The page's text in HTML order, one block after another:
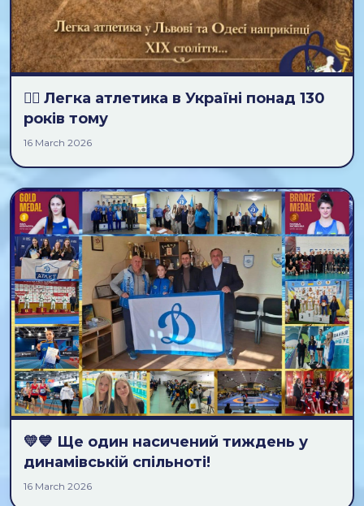
🏃‍♂️ Легка атлетика в Україні понад 130
років тому
16 March 2026
💛💙 Ще один насичений тиждень у
динамівській спільноті!
16 March 2026